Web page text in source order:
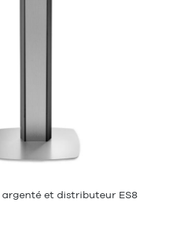
et distributeur ES8